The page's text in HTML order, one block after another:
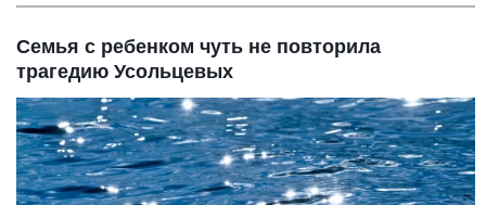
Семья с ребенком чуть не повторила
трагедию Усольцевых